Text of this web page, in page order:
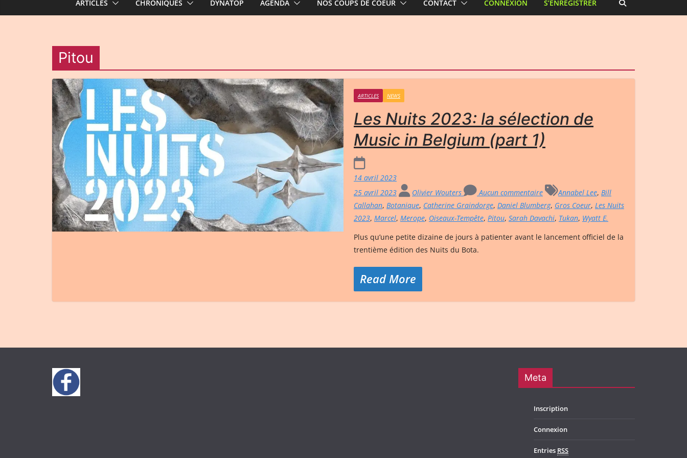
ARTICLES CHRONIQUES DYNATOP AGENDA NOS COUPS DE COEUR CONTACT CONNEXION S’ENREGISTRER
Pitou
ARTICLES NEWS
Les Nuits 2023: la sélection de
Music in Belgium (part 1)
14 avril 2023
25 avril 2023
Olivier Wouters Aucun commentaire Annabel Lee, Bill
Callahan, Botanique, Catherine Graindorge, Daniel Blumberg, Gros Coeur, Les Nuits
2023, Marcel, Merope, Oiseaux-Tempête, Pitou, Sarah Davachi, Tukan, Wyatt E.
Plus qu’une petite dizaine de jours à patienter avant le lancement officiel de la
trentième édition des Nuits du Bota.
Read More
Meta
Inscription
Connexion
Entries RSS